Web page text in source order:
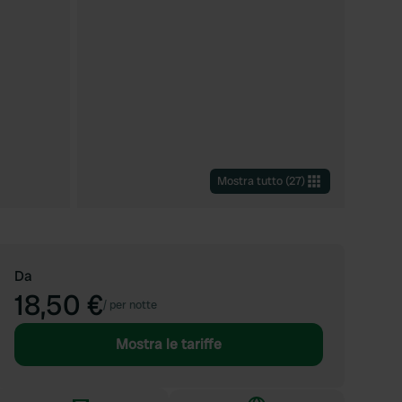
Mostra tutto (27)
Da
18,50 €/ per notte
Mostra le tariffe